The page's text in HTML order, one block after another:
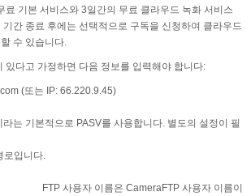
료 기본 서비스와 3일간의 무료 클라우드 녹화 서비스
간 종료 후에는 선택적으로 구독을 신청하여 클라우드
수 있습니다.
있다고 가정하면 다음 정보를 입력해야 합니다:
(또는 IP: 66.220.9.45)
라는 기본적으로 PASV를 사용합니다. 별도의 설정이 필
로입니다.
FTP 사용자 이름은 CameraFTP 사용자 이름이